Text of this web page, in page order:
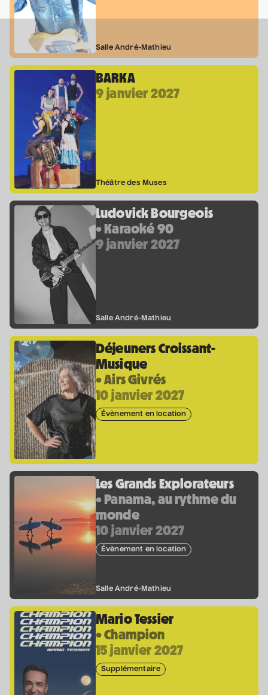
Salle André-Mathieu
BARKA
9 janvier 2027
Théâtre des Muses
Ludovick Bourgeois
• Karaoké 90
9 janvier 2027
Salle André-Mathieu
Déjeuners Croissant-
Musique
• Airs Givrés
10 janvier 2027
Évènement en location
Les Grands Explorateurs
• Panama, au rythme du
monde
10 janvier 2027
Évènement en location
Salle André-Mathieu
Mario Tessier
• Champion
15 janvier 2027
Supplémentaire